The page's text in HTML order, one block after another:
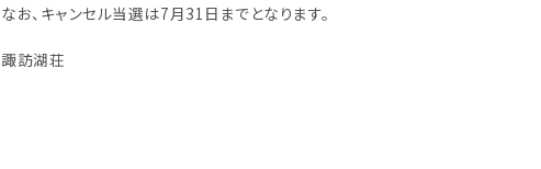
なお、キャンセル当選は7月31日までとなります。
諏訪湖荘